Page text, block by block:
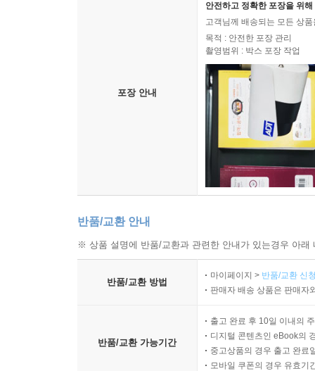
포장 안내
안전하고 정확한 포장을 위
고객님께 배송되는 모든 상
목적 : 안전한 포장 관리
촬영범위 : 박스 포장 작업
반품/교환 안내
※ 상품 설명에 반품/교환과 관련한 안내가 있는경우 아
반품/교환 방법
마이페이지 > 반품/교환 신
판매자 배송 상품은 판매자
반품/교환 가능기간
출고 완료 후 10일 이내의
디지털 콘텐츠인 eBook의
중고상품의 경우 출고 완료
모바일 쿠폰의 경우 유효기